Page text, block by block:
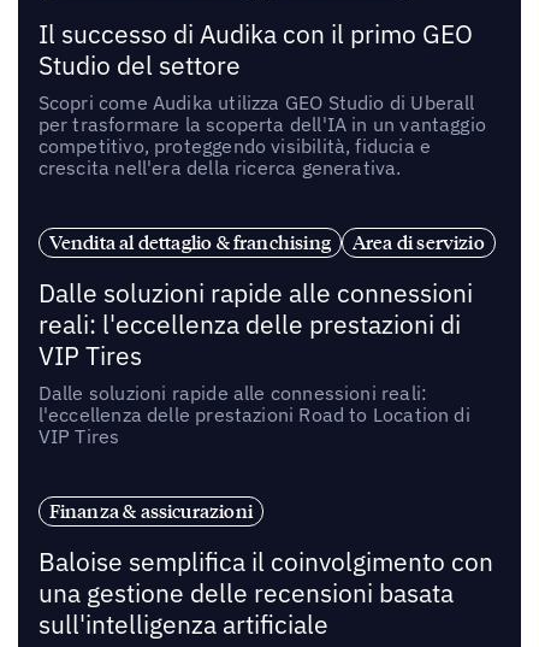
Il successo di Audika con il primo GEO
Studio del settore
Scopri come Audika utilizza GEO Studio di Uberall
per trasformare la scoperta dell'IA in un vantaggio
competitivo, proteggendo visibilità, fiducia e
crescita nell'era della ricerca generativa.
Vendita al dettaglio & franchising Area di servizio
Dalle soluzioni rapide alle connessioni
reali: l'eccellenza delle prestazioni di
VIP Tires
Dalle soluzioni rapide alle connessioni reali:
l'eccellenza delle prestazioni Road to Location di
VIP Tires
Finanza & assicurazioni
Baloise semplifica il coinvolgimento con
una gestione delle recensioni basata
sull'intelligenza artificiale